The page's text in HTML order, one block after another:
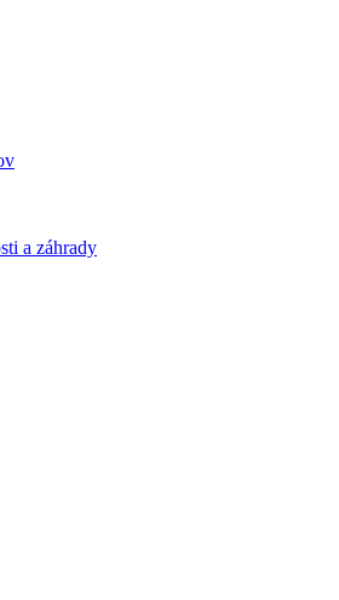
a záhrady